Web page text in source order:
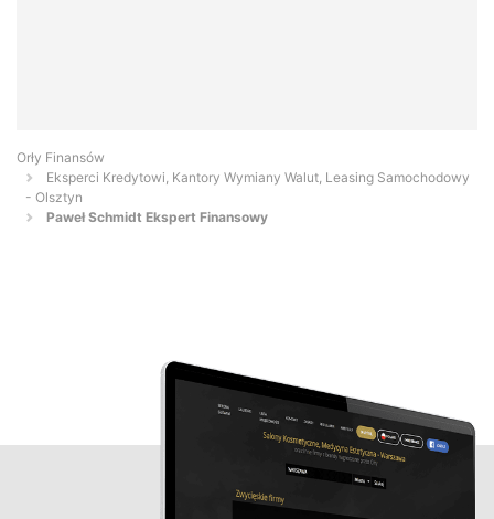
Orły Finansów
Eksperci Kredytowi, Kantory Wymiany Walut, Leasing Samochodowy
- Olsztyn
Paweł Schmidt Ekspert Finansowy